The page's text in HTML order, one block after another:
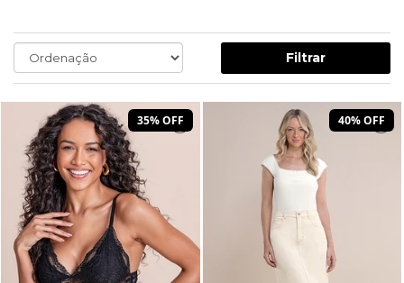
Filtrar
35% OFF 40% OFF